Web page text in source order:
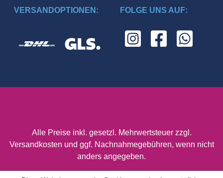
VERSANDOPTIONEN: FOLGE UNS AUF:
Alle Preise inkl. gesetzl. Mehrwertsteuer zzgl.
Versandkosten und ggf. Nachnahmegebühren, wenn nicht
anders angegeben.